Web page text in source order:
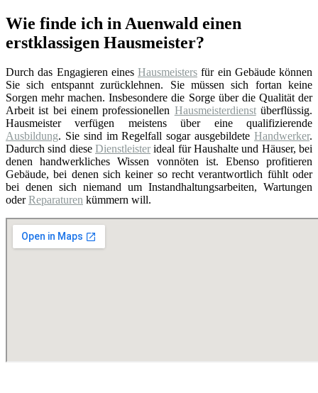
Wie finde ich in Auenwald einen
erstklassigen Hausmeister?
Durch das Engagieren eines Hausmeisters für ein Gebäude können
Sie sich entspannt zurücklehnen. Sie müssen sich fortan keine
Sorgen mehr machen. Insbesondere die Sorge über die Qualität der
Arbeit ist bei einem professionellen Hausmeisterdienstüberflüssig.
Hausmeister verfügen meistens über eine qualifizierende
Ausbildung. Sie sind im Regelfall sogar ausgebildete Handwerker.
Dadurch sind diese Dienstleister ideal für Haushalte und Häuser, bei
denen handwerkliches Wissen vonnöten ist. Ebenso profitieren
Gebäude, bei denen sich keiner so recht verantwortlich fühlt oder
bei denen sich niemand um Instandhaltungsarbeiten, Wartungen
oderReparaturen kümmern will.